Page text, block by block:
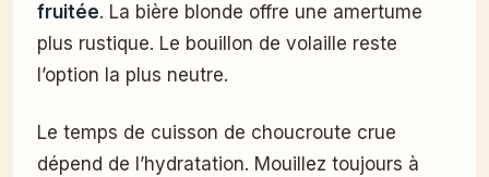
fruitée. La bière blonde offre une amertume
plus rustique. Le bouillon de volaille reste
l’option la plus neutre.
Le temps de cuisson de choucroute crue
dépend de l’hydratation. Mouillez toujours à